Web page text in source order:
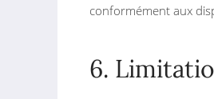
conformément aux
6.